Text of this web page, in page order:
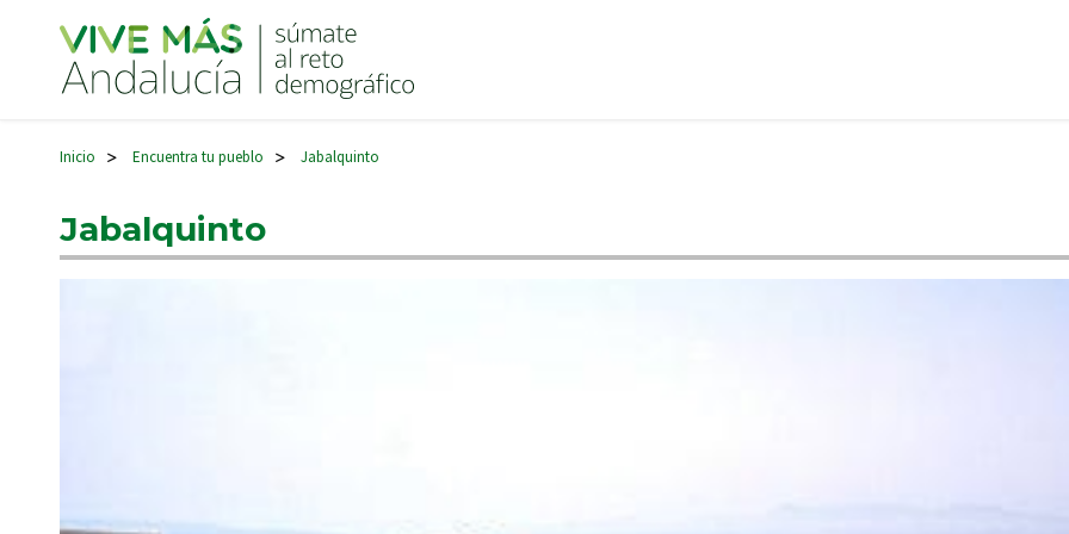
Navegación principal
Inicio > Encuentra tu pueblo > Jabalquinto
Jabalquinto